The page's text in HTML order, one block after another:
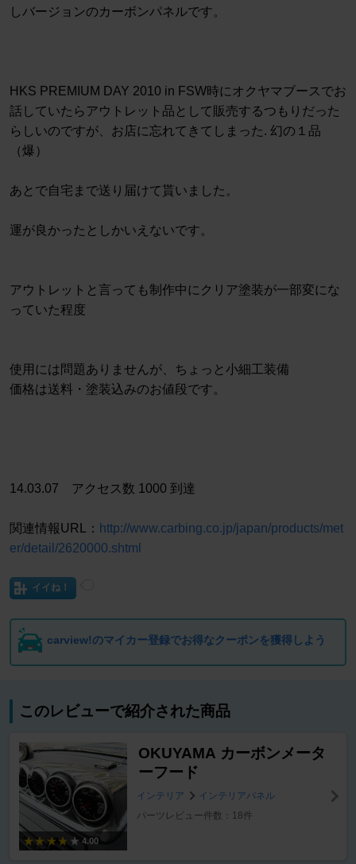
しバージョンのカーボンパネルです。
HKS PREMIUM DAY 2010 in FSW時にオクヤマブースでお
話していたらアウトレット品として販売するつもりだった
らしいのですが、お店に忘れてきてしまった. 幻の１品
（爆）
あとで自宅まで送り届けて貰いました。
運が良かったとしかいえないです。
アウトレットと言っても制作中にクリア塗装が一部変にな
っていた程度
使用には問題ありませんが、ちょっと小細工装備
価格は送料・塗装込みのお値段です。
14.03.07 アクセス数 1000 到達
関連情報URL： http://www.carbing.co.jp/japan/products/met
er/detail/2620000.shtml
イイね！
carview!のマイカー登録でお得なクーポンを獲得しよう
このレビューで紹介された商品
4.00
OKUYAMA カーボンメータ
ーフード
インテリア
インテリアパネル
パーツレビュー件数：18件